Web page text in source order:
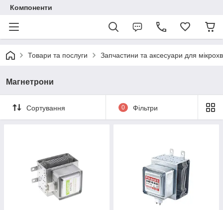
Компоненти
Товари та послуги Запчастини та аксесуари для
Магнетрони
Сортування 0 Фільтри